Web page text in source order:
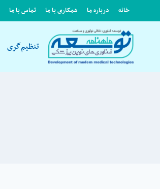
به
خانه درباره ما همکاری با ما تماس با ما
تنظیم‌گری